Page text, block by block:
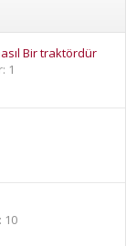
Bir traktördür
1
10